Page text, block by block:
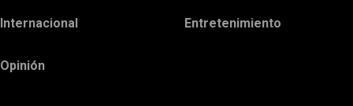
Internacional Entretenimiento
Opinión